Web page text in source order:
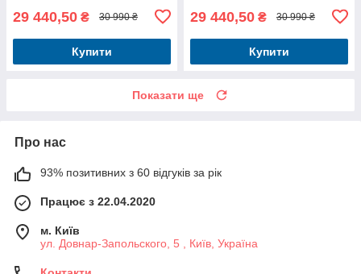
29 440,50 ₴ 30 990 ₴
Купити
29 440,50 ₴ 30 990 ₴
Купити
Показати ще
Про нас
93% позитивних з 60 відгуків за рік
Працює з 22.04.2020
м. Київ
ул. Довнар-Запольского, 5 , Київ, Україна